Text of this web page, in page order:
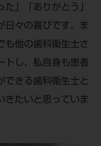
た」「ありがとう」
日々の喜びです。ま
も他の歯科衛生士さ
トし、私自身も患者
できる歯科衛生士と
きたいと思っていま